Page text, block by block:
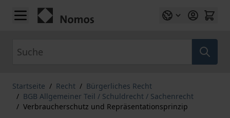
Zum Inhalt springen
Startseite / Recht / Bürgerliches Recht
/ BGB Allgemeiner Teil / Schuldrecht / Sachenrecht
/ Verbraucherschutz und Repräsentationsprinzip